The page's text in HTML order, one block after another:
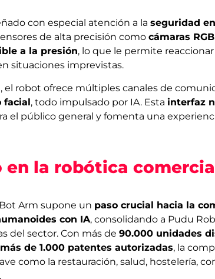
con especial atención a la seguridad
de alta precisión como cámaras
a la presión, lo que le permite
situaciones imprevistas.
el robot ofrece múltiples canales de
facial, todo impulsado por IA. Esta interfaz
el público general y fomenta una
en la robótica
Arm supone un paso crucial hacia la
con IA, consolidando a Pudu
del sector. Con más de 90.000 unidades
más de 1.000 patentes autorizadas, la
como la restauración, salud, hostelería,